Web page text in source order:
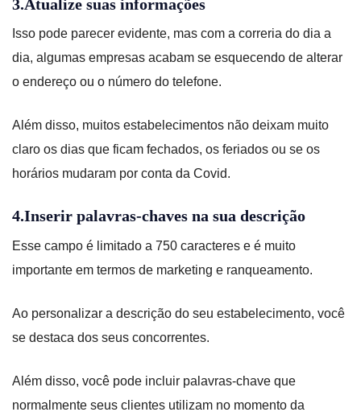
3.Atualize suas informações
Isso pode parecer evidente, mas com a correria do dia a
dia, algumas empresas acabam se esquecendo de alterar
o endereço ou o número do telefone.
Além disso, muitos estabelecimentos não deixam muito
claro os dias que ficam fechados, os feriados ou se os
horários mudaram por conta da Covid.
4.Inserir palavras-chaves na sua descrição
Esse campo é limitado a 750 caracteres e é muito
importante em termos de marketing e ranqueamento.
Ao personalizar a descrição do seu estabelecimento, você
se destaca dos seus concorrentes.
Além disso, você pode incluir palavras-chave que
normalmente seus clientes utilizam no momento da